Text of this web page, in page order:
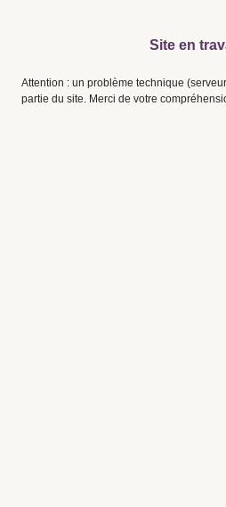
Site en
Attention : un problème technique
partie du site. Merci de votre